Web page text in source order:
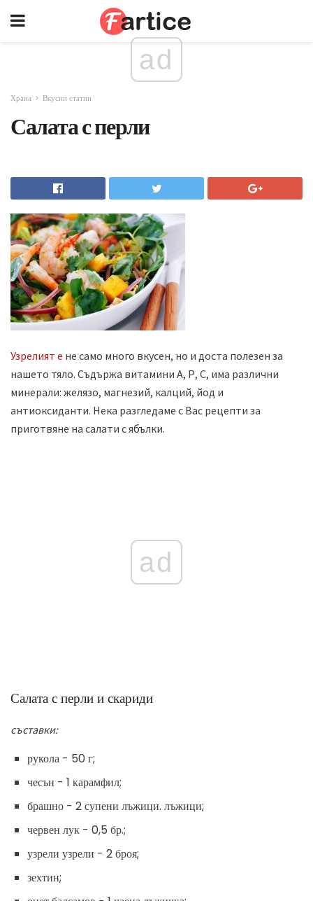
ad
Храна Вкусни статии
Салата с перли
Узрелият е не само много вкусен, но и доста полезен за
нашето тяло. Съдържа витамини А, Р, С, има различни
минерали: желязо, магнезий, калций, йод и
антиоксиданти. Нека разгледаме с Вас рецепти за
приготвяне на салати с ябълки.
ad
Салата с перли и скариди
съставки:
рукола - 50 г;
чесън - 1 карамфил;
брашно - 2 супени лъжици. лъжици;
червен лук - 0,5 бр.;
узрели узрели - 2 броя;
зехтин;